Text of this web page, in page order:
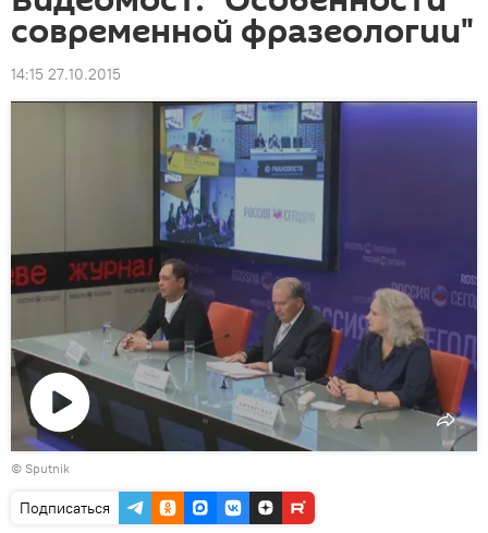
современной фразеологии"
14:15 27.10.2015
Воспроизвести
видео
© Sputnik
Подписаться